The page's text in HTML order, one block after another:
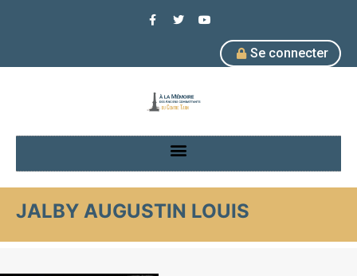
Se connecter
JALBY AUGUSTIN LOUIS